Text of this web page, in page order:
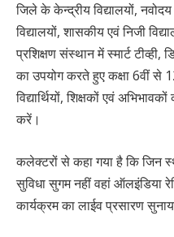
जिले के केन्द्रीय विद्यालयों,
विद्यालयों, शासकीय एवं निजी
प्रशिक्षण संस्थान में स्मार्ट
का उपयोग करते हुए कक्षा 6वीं
विद्यार्थियों, शिक्षकों एवं
करें।
कलेक्टरों से कहा गया है कि जिन
सुविधा सुगम नहीं वहां ऑलइंडिया
कार्यक्रम का लाईव प्रसारण